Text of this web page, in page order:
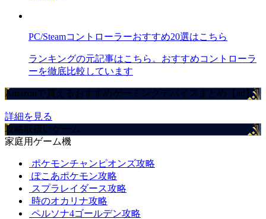
PC/Steamコントローラーおすすめ20選はこちら
ランキングの元記事はこちら。おすすめコントローラ
ーを徹底比較しています
Amazonで買えるおすすめゲーミングデバイスまとめ【ad】
詳細を見る
攻略取扱いゲーム
家庭用ゲーム機
ポケモンチャンピオンズ攻略
ぽこあポケモン攻略
スプラレイダース攻略
時のオカリナ攻略
ペルソナ4ゴールデン攻略